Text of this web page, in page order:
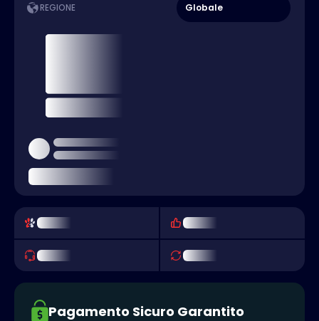
REGIONE Globale
Pagamento Sicuro Garantito